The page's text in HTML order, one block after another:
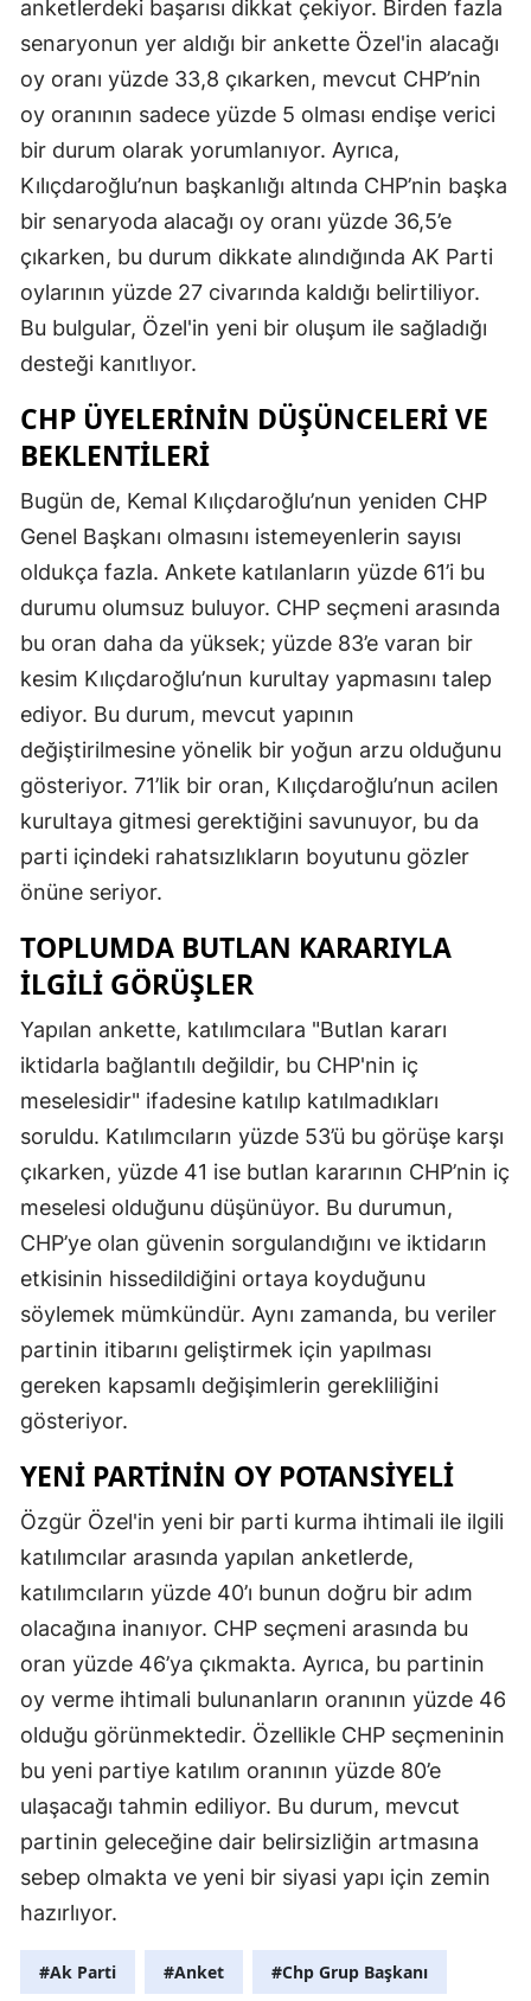
anketlerdeki başarısı dikkat çekiyor. Birden fazla
senaryonun yer aldığı bir ankette Özel'in alacağı
oy oranı yüzde 33,8 çıkarken, mevcut CHP’nin
oy oranının sadece yüzde 5 olması endişe verici
bir durum olarak yorumlanıyor. Ayrıca,
Kılıçdaroğlu’nun başkanlığı altında CHP’nin başka
bir senaryoda alacağı oy oranı yüzde 36,5’e
çıkarken, bu durum dikkate alındığında AK Parti
oylarının yüzde 27 civarında kaldığı belirtiliyor.
Bu bulgular, Özel'in yeni bir oluşum ile sağladığı
desteği kanıtlıyor.
CHP ÜYELERININ DÜŞÜNCELERI VE
BEKLENTILERI
Bugün de, Kemal Kılıçdaroğlu’nun yeniden CHP
Genel Başkanı olmasını istemeyenlerin sayısı
oldukça fazla. Ankete katılanların yüzde 61’i bu
durumu olumsuz buluyor. CHP seçmeni arasında
bu oran daha da yüksek; yüzde 83’e varan bir
kesim Kılıçdaroğlu’nun kurultay yapmasını talep
ediyor. Bu durum, mevcut yapının
değiştirilmesine yönelik bir yoğun arzu olduğunu
gösteriyor. 71’lik bir oran, Kılıçdaroğlu’nun acilen
kurultaya gitmesi gerektiğini savunuyor, bu da
parti içindeki rahatsızlıkların boyutunu gözler
önüne seriyor.
TOPLUMDA BUTLAN KARARIYLA
İLGILI GÖRÜŞLER
Yapılan ankette, katılımcılara "Butlan kararı
iktidarla bağlantılı değildir, bu CHP'nin iç
meselesidir" ifadesine katılıp katılmadıkları
soruldu. Katılımcıların yüzde 53’ü bu görüşe karşı
çıkarken, yüzde 41 ise butlan kararının CHP’nin iç
meselesi olduğunu düşünüyor. Bu durumun,
CHP’ye olan güvenin sorgulandığını ve iktidarın
etkisinin hissedildiğini ortaya koyduğunu
söylemek mümkündür. Aynı zamanda, bu veriler
partinin itibarını geliştirmek için yapılması
gereken kapsamlı değişimlerin gerekliliğini
gösteriyor.
YENI PARTININ OY POTANSIYELI
Özgür Özel'in yeni bir parti kurma ihtimali ile ilgili
katılımcılar arasında yapılan anketlerde,
katılımcıların yüzde 40’ı bunun doğru bir adım
olacağına inanıyor. CHP seçmeni arasında bu
oran yüzde 46’ya çıkmakta. Ayrıca, bu partinin
oy verme ihtimali bulunanların oranının yüzde 46
olduğu görünmektedir. Özellikle CHP seçmeninin
bu yeni partiye katılım oranının yüzde 80’e
ulaşacağı tahmin ediliyor. Bu durum, mevcut
partinin geleceğine dair belirsizliğin artmasına
sebep olmakta ve yeni bir siyasi yapı için zemin
hazırlıyor.
#Ak Parti #Anket #Chp Grup Başkanı